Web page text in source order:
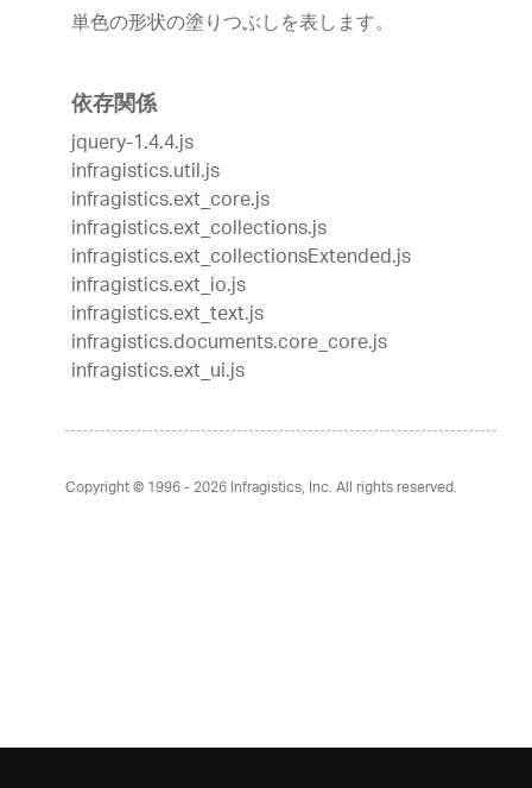
単色の形状の塗りつぶしを表します。
依存関係
jquery-1.4.4.js
infragistics.util.js
infragistics.ext_core.js
infragistics.ext_collections.js
infragistics.ext_collectionsExtended.js
infragistics.ext_io.js
infragistics.ext_text.js
infragistics.documents.core_core.js
infragistics.ext_ui.js
Copyright © 1996 - 2026Infragistics, Inc. All rights reserved.